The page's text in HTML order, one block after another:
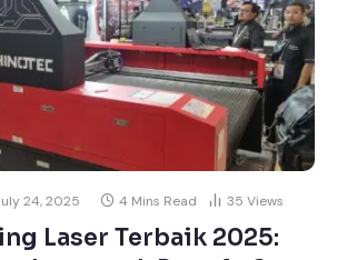
24, 2025 4 Mins Read 35 Views
Laser Terbaik 2025: